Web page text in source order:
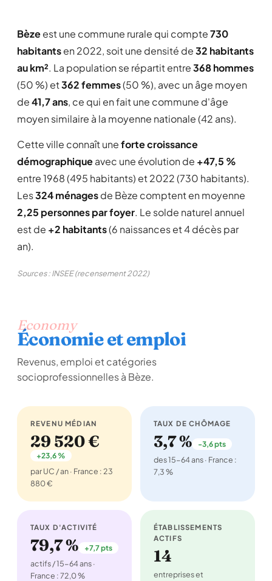
Bèzeest une commune rurale qui compte730
habitantsen 2022, soit une densité de32 habitants
au km². La population se répartit entre368 hommes
(50 %) et362 femmes(50 %), avec un âge moyen
de41,7 ans, ce qui en fait une commune d'âge
moyen similaire à la moyenne nationale (42 ans).
Cette ville connaît uneforte croissance
démographiqueavec une évolution de +47,5 %
entre 1968 (495 habitants) et 2022 (730 habitants).
Les324 ménagesde Bèze comptent en moyenne
2,25 personnes par foyer. Le solde naturel annuel
est de +2 habitants(6 naissances et 4 décès par
an).
Sources : INSEE (recensement 2022)
Economy
Économie et emploi
Revenus, emploi et catégories
socioprofessionnelles à Bèze.
REVENU MÉDIAN
29 520 €
+23,6 %
par UC / an · France : 23
880 €
TAUX DE CHÔMAGE
3,7 % -3,6 pts
des 15-64 ans · France :
7,3 %
TAUX D'ACTIVITÉ
79,7 % +7,7 pts
actifs / 15-64 ans ·
France : 72,0 %
ÉTABLISSEMENTS
ACTIFS
14
entreprises et